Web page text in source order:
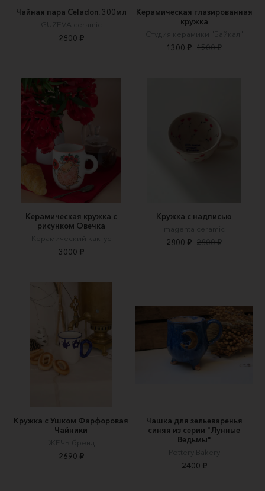
Чайная пара Celadon. 300мл
GUZEVA ceramic
2800 ₽
Керамическая глазированная
кружка
Студия керамики "Байкал"
1300 ₽ 1500 ₽
Керамическая кружка с
рисунком Овечка
Керамический кактус
3000 ₽
Кружка с надписью
magenta ceramic
2800 ₽ 2800 ₽
Кружка с Ушком Фарфоровая
Чайники
ЖЕЧЬ бренд
2690 ₽
Чашка для зельеваренья
синяя из серии "Лунные
Ведьмы"
Pottery Bakery
2400 ₽